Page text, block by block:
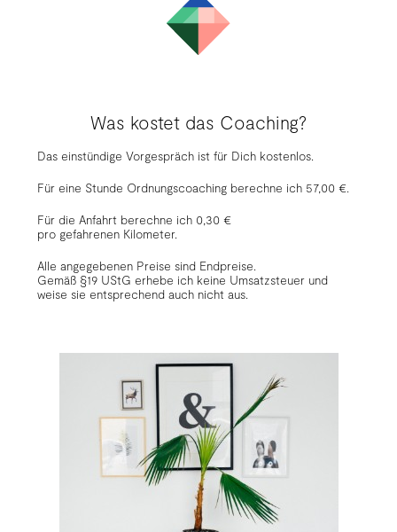
Was kostet das Coaching?
Das einstündige Vorgespräch ist für Dich kostenlos.
Für eine Stunde Ordnungscoaching berechne ich 57,00 €.
Für die Anfahrt berechne ich 0,30 €
pro gefahrenen Kilometer.
Alle angegebenen Preise sind Endpreise.
Gemäß §19 UStG erhebe ich keine Umsatzsteuer und
weise sie entsprechend auch nicht aus.